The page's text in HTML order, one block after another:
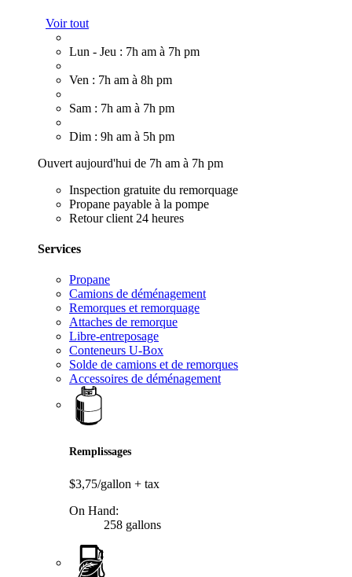
Voir tout
Lun - Jeu : 7h am à 7h pm
Ven : 7h am à 8h pm
Sam : 7h am à 7h pm
Dim : 9h am à 5h pm
Ouvert aujourd'hui de 7h am à 7h pm
Inspection gratuite du remorquage
Propane payable à la pompe
Retour client 24 heures
Services
Propane
Camions de déménagement
Remorques et remorquage
Attaches de remorque
Libre-entreposage
Conteneurs U-Box
Solde de camions et de remorques
Accessoires de déménagement
Remplissages
$3,75/gallon + tax
On Hand:
258 gallons